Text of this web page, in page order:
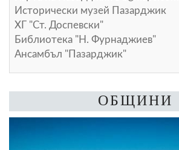
Исторически музей Пазарджик
ХГ "Ст. Доспевски"
Библиотека "Н. Фурнаджиев"
Ансамбъл "Пазарджик"
ОБЩИНИ